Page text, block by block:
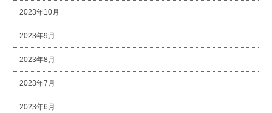
2023年10月
2023年9月
2023年8月
2023年7月
2023年6月